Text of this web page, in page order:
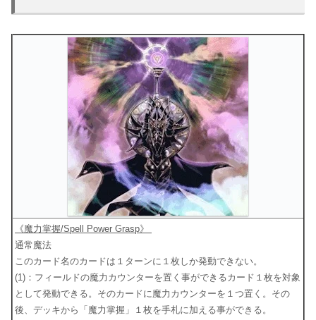
《魔力掌握/Spell Power Grasp》
通常魔法
このカード名のカードは１ターンに１枚しか発動できない。
(1)：フィールドの魔力カウンターを置く事ができるカード１枚を対象
として発動できる。そのカードに魔力カウンターを１つ置く。その
後、デッキから「魔力掌握」１枚を手札に加える事ができる。